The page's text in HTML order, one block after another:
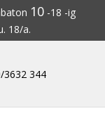
10-18 -ig
18/a.
3632 344